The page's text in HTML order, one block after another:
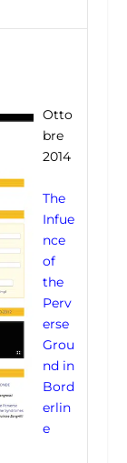
Otto
bre
2014
The
Infue
nce
of
the
Perv
erse
Grou
nd in
Bord
erlin
e